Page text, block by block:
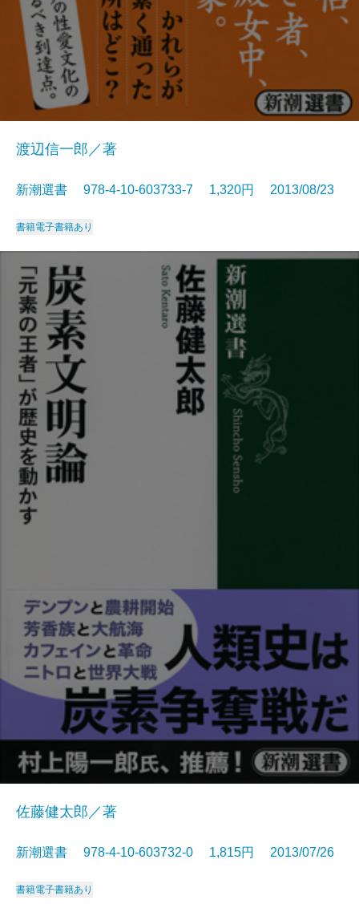
渡辺信一郎／著
新潮選書 978-4-10-603733-7 1,320円 2013/08/23
書籍電子書籍あり
佐藤健太郎／著
新潮選書 978-4-10-603732-0 1,815円 2013/07/26
書籍電子書籍あり